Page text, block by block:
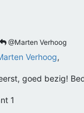
@Marten Verhoog
Verhoog,
goed bezig!
1